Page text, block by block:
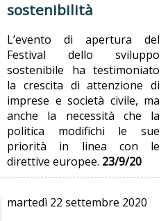
sostenibilità
L’evento di apertura del
Festival dello sviluppo
sostenibile ha testimoniato
la crescita di attenzione di
imprese e società civile, ma
anche la necessità che la
politica modifichi le sue
priorità in linea con le
direttive europee. 23/9/20
martedì 22 settembre 2020